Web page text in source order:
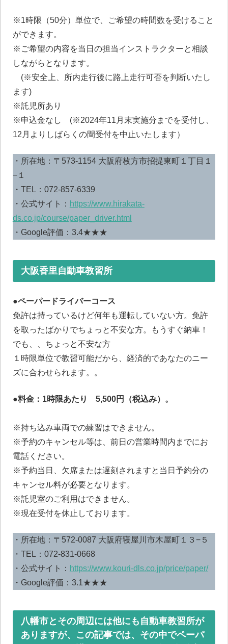
※1時限（50分）単位で、ご希望の時間数を受けること
ができます。
※ご希望の内容を当日の担当インストラクターと相談
しながらとなります。
(※安全上、所内走行後に路上走行可否を判断いたし
ます)
※託児所あり
※申込金なし (※2024年11月末実施分までを受付し、
12月よりしばらくの間受付を中止いたします）
・所在地：〒573-1154 大阪府枚方市招提東町１丁目１
−１
・TEL：072-857-6339
・公式サイト： https://www.hirakata-
ds.co.jp/course/paper_driver.html
・Google評価：3.4★★★
大阪香里自動車教習所
●ペーパードライバーコース
免許は持っているけど何年も運転していない方。免許
を取ったばかりでちょっと不安な方。もうすぐ納車！
でも、、ちょっと不安な方
１時限単位で教習可能だから、経済的であなたのニー
ズに合わせられます。。
●料金：1時限あたり 5,500円（税込み）。
※持ち込み車両での練習はできません。
※予約のキャンセル等は、前日の営業時間内までにお
電話ください。
※予約当日、欠席または遅刻されますと当日予約分の
キャンセル料が必要となります。
※託児室のご利用はできません。
※現在受付を休止しております。
・所在地：〒572-0087 大阪府寝屋川市木屋町１３−５
・TEL：072-831-0668
・公式サイト： https://www.kouri-dls.co.jp/price/paper/
・Google評価：3.1★★★
八幡市とその周辺には他にも自動車教習所が
ありますが、この記事では、その中でペーパ